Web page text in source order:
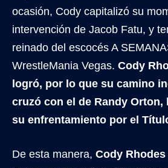
ocasión, Cody capitalizó su
intervención de Jacob Fatu, y
reinado del escocés A
WrestleMania Vegas. Cody
logró, por lo que su camino
cruzó con el de Randy Orton,
su enfrentamiento por el
De esta manera, Cody Rhodes